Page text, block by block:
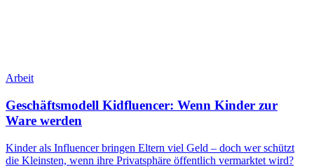
Arbeit
Geschäftsmodell Kidfluencer: Wenn Kinder zur
Ware werden
Kinder als Influencer bringen Eltern viel Geld – doch wer schützt
die Kleinsten, wenn ihre Privatsphäre öffentlich vermarktet wird?